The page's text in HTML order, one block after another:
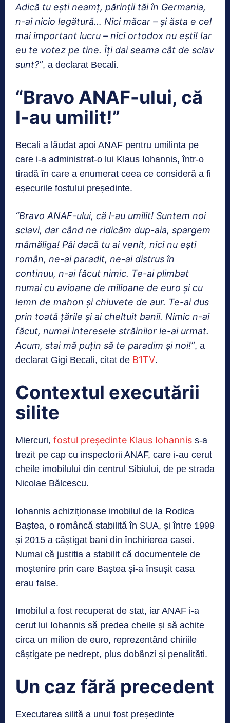
Adică tu ești neamț, părinții tăi în Germania,
n-ai nicio legătură… Nici măcar – și ăsta e cel
mai important lucru – nici ortodox nu ești! Iar
eu te votez pe tine. Îți dai seama cât de sclav
sunt?”, a declarat Becali.
“Bravo ANAF-ului, că
l-au umilit!”
Becali a lăudat apoi ANAF pentru umilința pe
care i-a administrat-o lui Klaus Iohannis, într-o
tiradă în care a enumerat ceea ce consideră a fi
eșecurile fostului președinte.
“Bravo ANAF-ului, că l-au umilit! Suntem noi
sclavi, dar când ne ridicăm dup-aia, spargem
mămăliga! Păi dacă tu ai venit, nici nu ești
român, ne-ai paradit, ne-ai distrus în
continuu, n-ai făcut nimic. Te-ai plimbat
numai cu avioane de milioane de euro șicu
lemn de mahon și chiuvete de aur. Te-ai dus
prin toată țările și ai cheltuit banii. Nimic n-ai
făcut, numai interesele străinilor le-ai urmat.
Acum, stai mă puțin să te paradim și noi!”, a
declarat Gigi Becali, citat de B1TV.
Contextul executării
silite
Miercuri, fostul președinte Klaus Iohannis s-a
trezit pe cap cu inspectorii ANAF, care i-au cerut
cheile imobilului din centrul Sibiului, de pe strada
Nicolae Bălcescu.
Iohannis achiziționase imobilul de la Rodica
Baștea, o româncă stabilită în SUA, și între 1999
și 2015 a câștigat bani din închirierea casei.
Numai că justiția a stabilit că documentele de
moștenire prin care Baștea și-a însușit casa
erau false.
Imobilul a fost recuperat de stat, iar ANAF i-a
cerut lui Iohannis să predea cheile și să achite
circa un milion de euro, reprezentând chiriile
câștigate pe nedrept, plus dobânzi și penalități.
Un caz fără precedent
Executarea silită a unui fost președinte